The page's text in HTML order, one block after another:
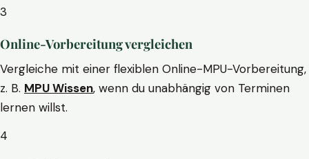
3
Online-Vorbereitung vergleichen
Vergleiche mit einer flexiblen Online-MPU-Vorbereitung,
z. B. MPU Wissen, wenn du unabhängig von Terminen
lernen willst.
4